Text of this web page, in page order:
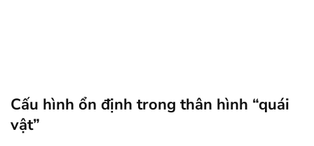
Cấu hình ổn định trong thân hình “quái
vật”